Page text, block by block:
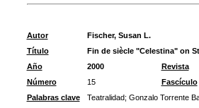
Autor
Fischer, Susan L.
Título
Fin de siècle "Celestina" on
Año
2000 Revista
Número
15 Fascículo
Palabras clave
Teatralidad; Gonzalo Torrente